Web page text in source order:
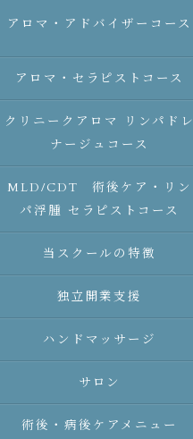
アロマ・アドバイザーコース
アロマ・セラピストコース
クリニークアロマ リンパドレ
ナージュコース
MLD/CDT 術後ケア・リン
パ浮腫 セラピストコース
当スクールの特徴
独立開業支援
ハンドマッサージ
サロン
術後・病後ケアメニュー